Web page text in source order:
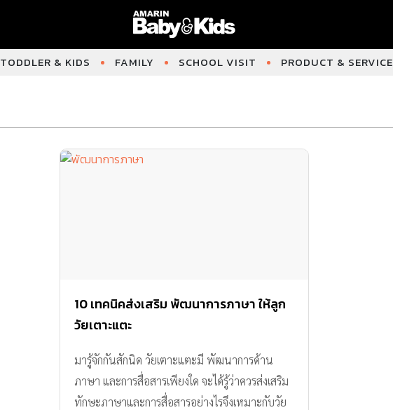
TODDLER & KIDS FAMILY SCHOOL VISIT PRODUCT & SERVICE
10 เทคนิคส่งเสริม พัฒนาการภาษา ให้ลูก
วัยเตาะแตะ
มารู้จักกันสักนิด วัยเตาะแตะมี พัฒนาการด้าน
ภาษา และการสื่อสารเพียงใด จะได้รู้ว่าควรส่งเสริม
ทักษะภาษาและการสื่อสารอย่างไรจึงเหมาะกับวัย